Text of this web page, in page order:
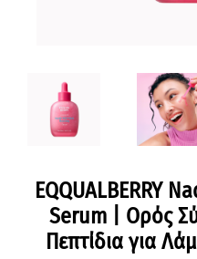
EQQUALBERRY
Serum | Ορός
Πεπτίδια για